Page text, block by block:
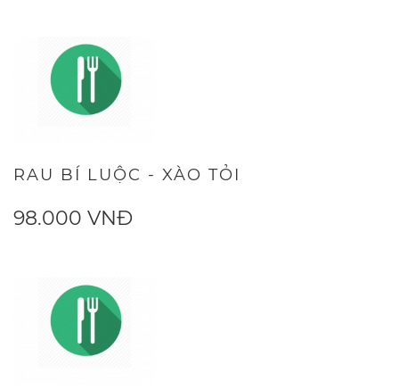
RAU BÍ LUỘC - XÀO TỎI
98.000 VNĐ